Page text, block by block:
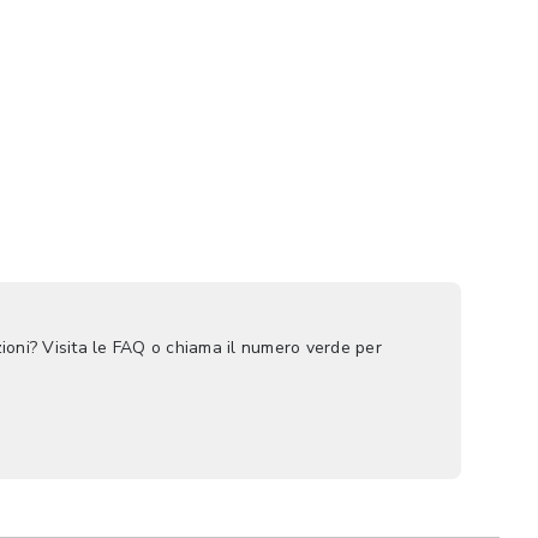
Visita le FAQ o chiama il numero verde per